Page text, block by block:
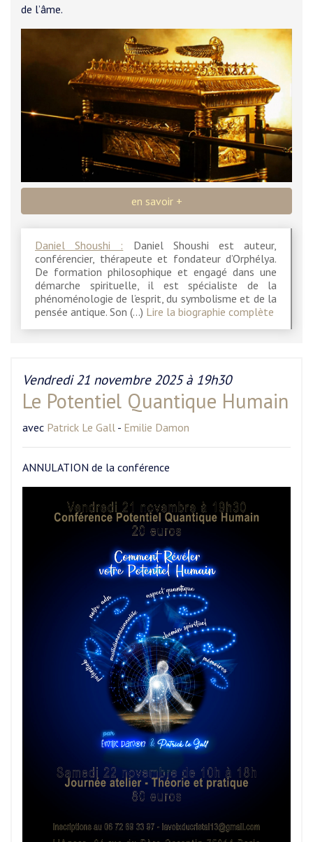
de l’âme.
en savoir +
Daniel Shoushi : Daniel Shoushi est auteur,
conférencier, thérapeute et fondateur d’Orphélya.
De formation philosophique et engagé dans une
démarche spirituelle, il est spécialiste de la
phénoménologie de l’esprit, du symbolisme et de la
pensée antique. Son (…) Lire la biographie complète
Vendredi 21 novembre 2025 à 19h30
Le Potentiel Quantique Humain
avec Patrick Le Gall - Emilie Damon
ANNULATION de la conférence